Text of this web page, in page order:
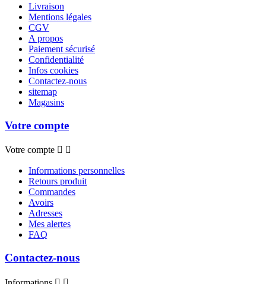
Livraison
Mentions légales
CGV
A propos
Paiement sécurisé
Confidentialité
Infos cookies
Contactez-nous
sitemap
Magasins
Votre compte
Votre compte  
Informations personnelles
Retours produit
Commandes
Avoirs
Adresses
Mes alertes
FAQ
Contactez-nous